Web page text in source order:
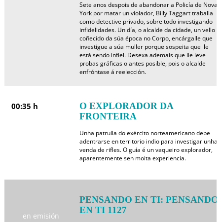
Sete anos despois de abandonar a Policía de Nova
York por matar un violador, Billy Taggart traballa
como detective privado, sobre todo investigando
infidelidades. Un día, o alcalde da cidade, un vello
coñecido da súa época no Corpo, encárgalle que
investigue a súa muller porque sospeita que lle
está sendo infiel. Desexa ademais que lle leve
probas gráficas o antes posible, pois o alcalde
enfróntase á reelección.
00:35 h
O EXPLORADOR DA
FRONTEIRA
Unha patrulla do exército norteamericano debe
adentrarse en territorio indio para investigar unha
venda de rifles. O guía é un vaqueiro explorador,
aparentemente sen moita experiencia.
en emisión
PENSANDO EN TI: PENSANDO
EN TI 1127